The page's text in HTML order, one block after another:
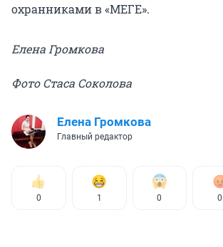
охранниками в «МЕГЕ».
Елена Громкова
Фото Стаса Соколова
Елена Громкова
Главный редактор
0 1 0 0